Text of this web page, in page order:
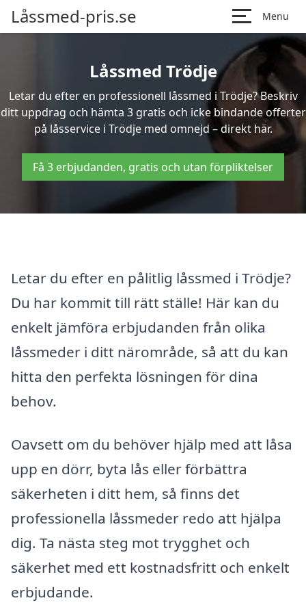
Låssmed-pris.se Menu
Låssmed Trödje
Letar du efter en professionell låssmed i Trödje? Beskriv
ditt uppdrag och hämta 3 gratis och icke bindande offerter
på låsservice i Trödje med omnejd – direkt här.
Få 3 erbjudanden, gratis och utan förpliktelser
Letar du efter en pålitlig låssmed i Trödje?
Du har kommit till rätt ställe! Här kan du
enkelt jämföra erbjudanden från olika
låssmeder i ditt närområde, så att du kan
hitta den perfekta lösningen för dina
behov.
Oavsett om du behöver hjälp med att låsa
upp en dörr, byta lås eller förbättra
säkerheten i ditt hem, så finns det
professionella låssmeder redo att hjälpa
dig. Ta nästa steg mot trygghet och
säkerhet med ett kostnadsfritt och enkelt
erbjudande.